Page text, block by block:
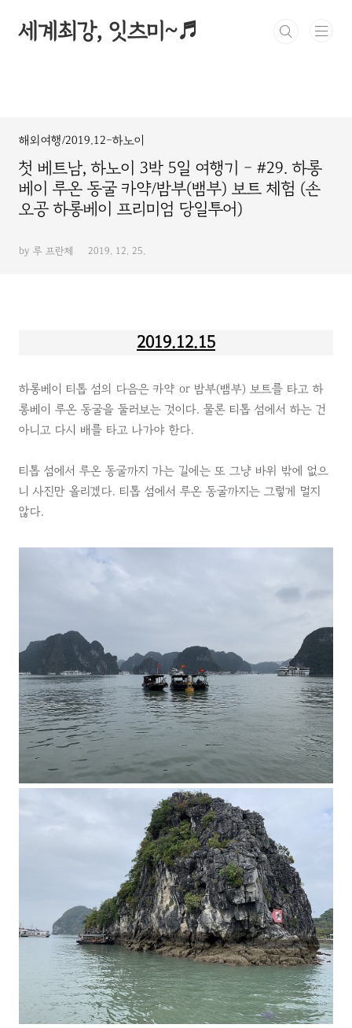
세계최강, 잇츠미~♬
해외여행/2019.12-하노이
첫 베트남, 하노이 3박 5일 여행기 - #29. 하롱
베이 루온 동굴 카약/밤부(뱀부) 보트 체험 (손
오공 하롱베이 프리미엄 당일투어)
by 루 프란체 2019. 12. 25.
2019.12.15
하롱베이 티톱 섬의 다음은 카약 or 밤부(뱀부) 보트를 타고 하
롱베이 루온 동굴을 둘러보는 것이다. 물론 티톱 섬에서 하는 건
아니고 다시 배를 타고 나가야 한다.
티톱 섬에서 루온 동굴까지 가는 길에는 또 그냥 바위 밖에 없으
니 사진만 올리겠다. 티톱 섬에서 루온 동굴까지는 그렇게 멀지
않다.